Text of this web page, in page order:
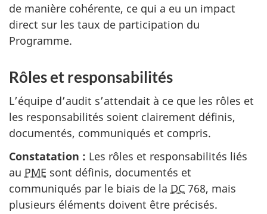
de manière cohérente, ce qui a eu un impact
direct sur les taux de participation du
Programme.
Rôles et responsabilités
L’équipe d’audit s’attendait à ce que les rôles et
les responsabilités soient clairement définis,
documentés, communiqués et compris.
Constatation : Les rôles et responsabilités liés
au PME sont définis, documentés et
communiqués par le biais de la DC 768, mais
plusieurs éléments doivent être précisés.